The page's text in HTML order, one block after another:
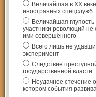
Величайшая в ХХ
иностранных спецслужб
Величайшая глупость
участники революций не
ими совершённого
Всего лишь не
эксперимент
Следствие
государственной власти
Неудачное стечение
котором события